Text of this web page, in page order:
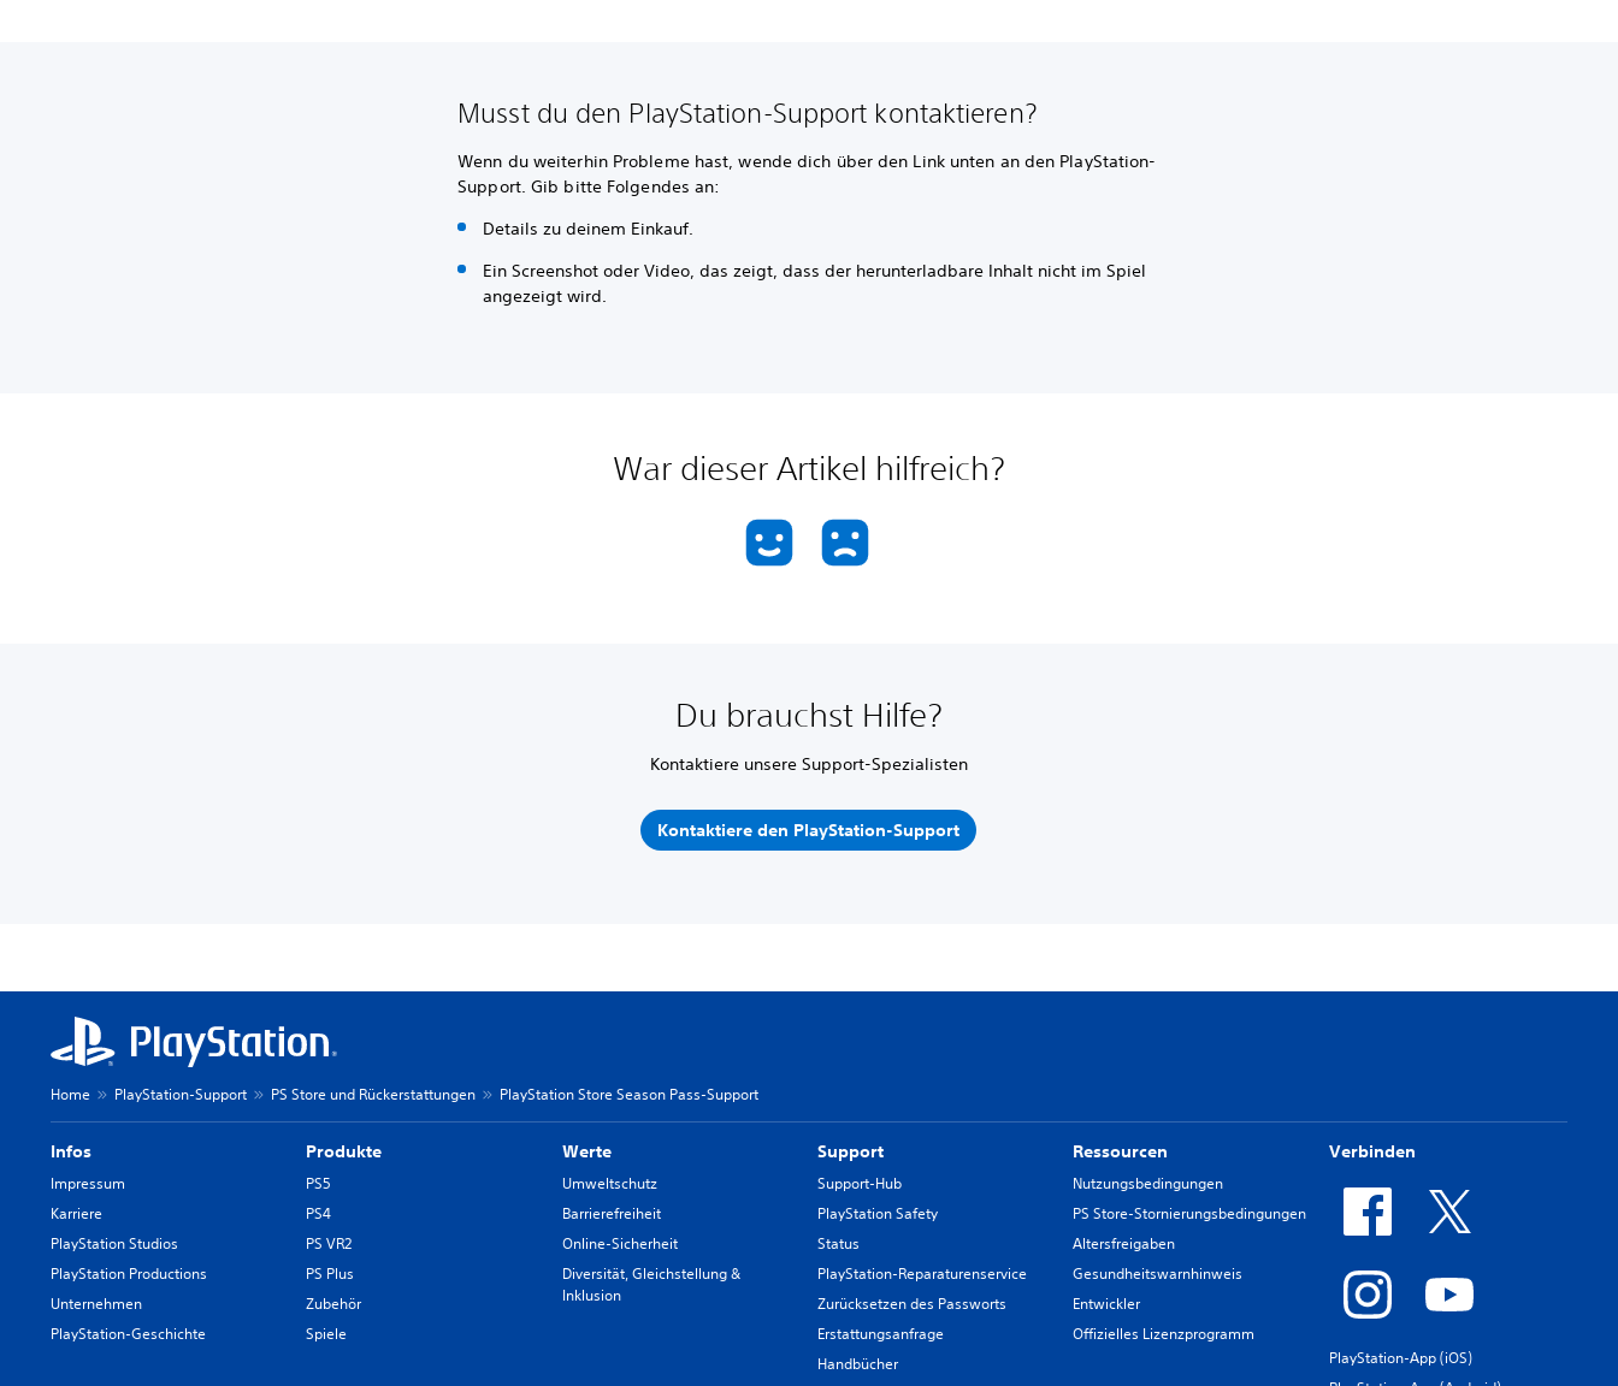
Musst du den PlayStation-Support kontaktieren?
Wenn du weiterhin Probleme hast, wende dich über den Link unten an den PlayStation-
Support. Gib bitte Folgendes an:
Details zu deinem Einkauf.
Ein Screenshot oder Video, das zeigt, dass der herunterladbare Inhalt nicht im Spiel
angezeigt wird.
War dieser Artikel hilfreich?
Du brauchst Hilfe?
Kontaktiere unsere Support-Spezialisten
Kontaktiere den PlayStation-Support
Home PlayStation-Support PS Store und Rückerstattungen PlayStation Store Season Pass-Support
Infos
Impressum
Karriere
PlayStation Studios
PlayStation Productions
Unternehmen
PlayStation-Geschichte
Produkte
PS5
PS4
PS VR2
PS Plus
Zubehör
Spiele
Werte
Umweltschutz
Barrierefreiheit
Online-Sicherheit
Diversität, Gleichstellung &
Inklusion
Support
Support-Hub
PlayStation Safety
Status
PlayStation-Reparaturenservice
Zurücksetzen des Passworts
Erstattungsanfrage
Handbücher
Ressourcen
Nutzungsbedingungen
PS Store-Stornierungsbedingungen
Altersfreigaben
Gesundheitswarnhinweis
Entwickler
Offizielles Lizenzprogramm
Verbinden
PlayStation-App (iOS)